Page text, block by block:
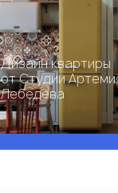
Дизайн квартиры
от Студии
Лебедева